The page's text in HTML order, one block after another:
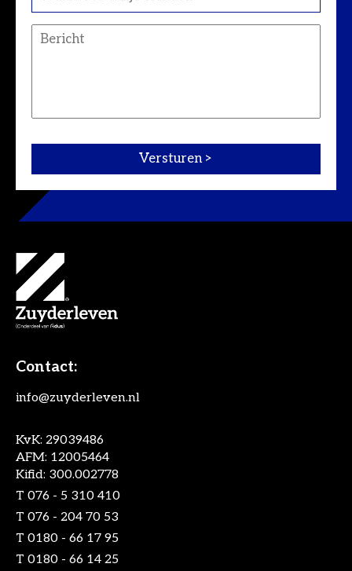
Contact:
info@zuyderleven.nl
KvK: 29039486
AFM: 12005464
Kifid: 300.002778
T 076 - 5 310 410
T 076 - 204 70 53
T 0180 - 66 17 95
T 0180 - 66 14 25